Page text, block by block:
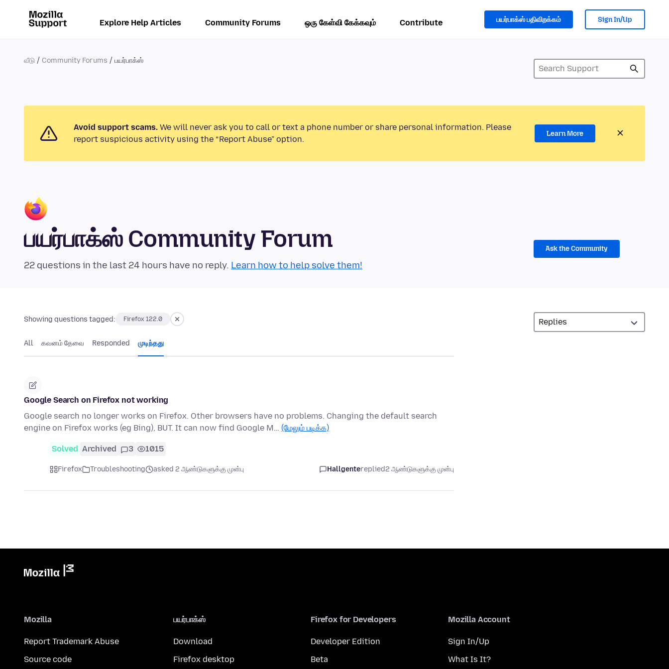
Explore Help Articles Community Forums ஒரு கேள்வி கேக்கவும் Contribute பயர்பாக்ஸ் பதிவிறக்கம் Sign In/Up
வீடு Community Forums பயர்பாக்ஸ்
Avoid support scams. We will never ask you to call or text a phone number or share personal information. Please
report suspicious activity using the “Report Abuse” option.
Learn More
பயர்பாக்ஸ் Community Forum
22 questions in the last 24 hours have no reply. Learn how to help solve them!
Ask the Community
Showing questions tagged: Firefox 122.0
All கவனம் தேவை Responded முடிந்தது
Google Search on Firefox not working
Google search no longer works on Firefox. Other browsers have no problems. Changing the default search
engine on Firefox works (eg Bing), BUT. It can now find Google M… (மேலும் படிக்க)
Solved Archived 3 1015
Firefox Troubleshooting asked 2 ஆண்டுகளுக்கு முன்பு Hallgentereplied2 ஆண்டுகளுக்கு முன்பு
Mozilla
Report Trademark Abuse
Source code
பயர்பாக்ஸ்
Download
Firefox desktop
Firefox for Developers
Developer Edition
Beta
Mozilla Account
Sign In/Up
What Is It?